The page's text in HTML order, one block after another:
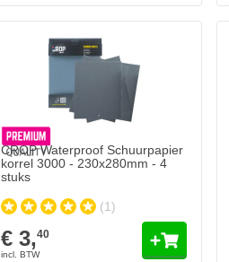
CROP Waterproof Schuurpapier
korrel 3000 - 230x280mm - 4
stuks
(1)
€ 3,40